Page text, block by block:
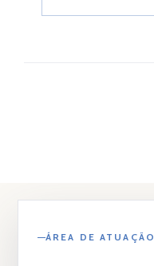
ÁREA DE ATUAÇÃO